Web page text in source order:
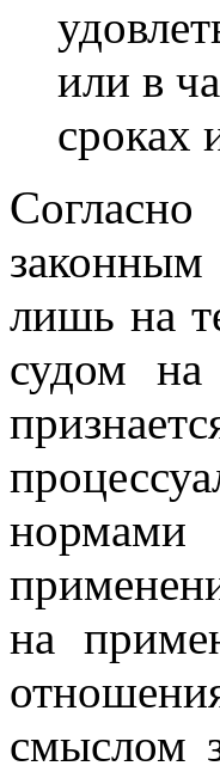
или в
сроках
лишь на
судом на
на
смыслом